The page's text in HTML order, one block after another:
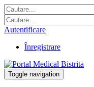
Autentificare
Înregistrare
Toggle navigation